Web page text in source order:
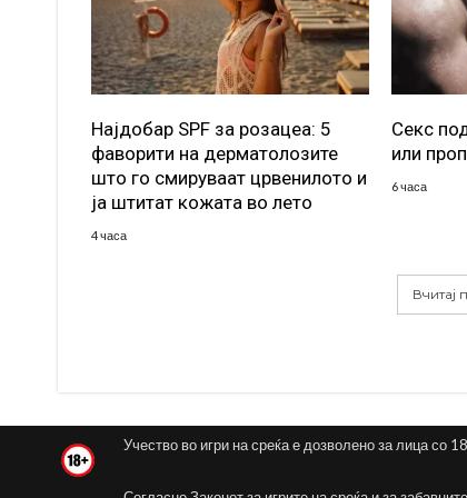
Најдобар SPF за розацеа: 5
фаворити на дерматолозите
што го смируваат црвенилото и
ја штитат кожата во лето
4 часа
Секс
или
6 часа
Вчитај
Учество во игри на среќа е дозволено за лица со